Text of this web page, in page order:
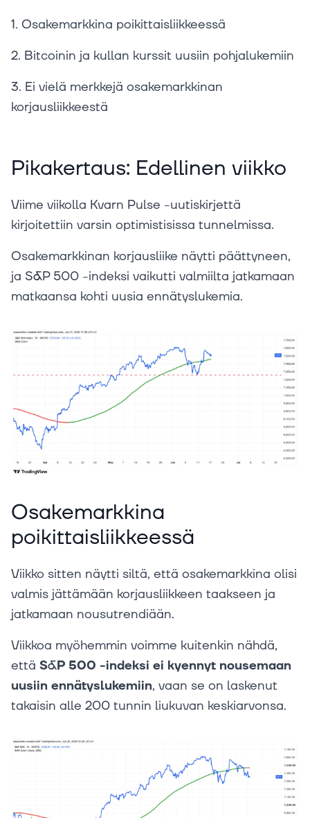
1. Osakemarkkina poikittaisliikkeessä
2. Bitcoinin ja kullan kurssit uusiin pohjalukemiin
3. Ei vielä merkkejä osakemarkkinan
korjausliikkeestä
Pikakertaus: Edellinen viikko
Viime viikolla Kvarn Pulse -uutiskirjettä
kirjoitettiin varsin optimistisissa tunnelmissa.
Osakemarkkinan korjausliike näytti päättyneen,
ja S&P 500 -indeksi vaikutti valmiilta jatkamaan
matkaansa kohti uusia ennätyslukemia.
Osakemarkkina
poikittaisliikkeessä
Viikko sitten näytti siltä, että osakemarkkina olisi
valmis jättämään korjausliikkeen taakseen ja
jatkamaan nousutrendiään.
Viikkoa myöhemmin voimme kuitenkin nähdä,
että S&P 500 -indeksi ei kyennyt nousemaan
uusiin ennätyslukemiin, vaan se on laskenut
takaisin alle 200 tunnin liukuvan keskiarvonsa.